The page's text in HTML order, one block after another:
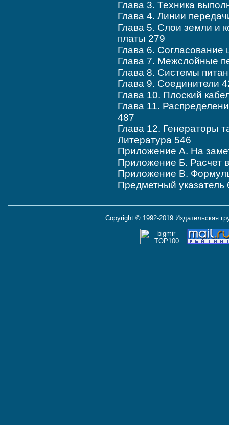
Глава 3. Техника
Глава 4. Линии
Глава 5. Слои земли и
платы 279
Глава 6. Согласование
Глава 7. Межслойные
Глава 8. Системы
Глава 9. Соединители
Глава 10. Плоский
Глава 11.
487
Глава 12. Генераторы
Литература 546
Приложение А. На
Приложение Б. Расчет
Приложение В.
Предметный указатель
Copyright © 1992-2019 Издательская